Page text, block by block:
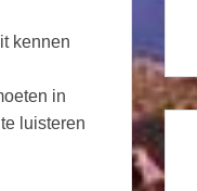
kennen
in
luisteren